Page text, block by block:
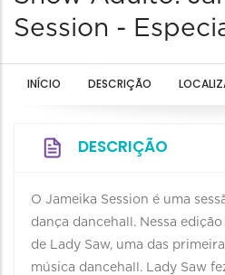
Session -
INÍCIO DESCRIÇÃO
DESCRIÇÃO
O Jameika Session é uma
dança dancehall. Nessa
de Lady Saw, uma das
música dancehall. Lady Saw